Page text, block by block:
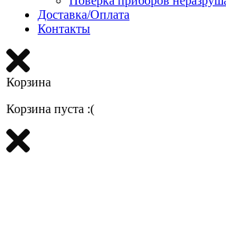
Доставка/Оплата
Контакты
Корзина
Корзина пуста :(